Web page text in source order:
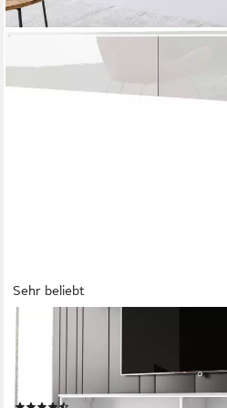
Sehr beliebt
HOME AFFAIRE
Lowboard LOWBOARD VERA,
Beleuchtung, Modernes griffloses
Schrank, stehend und hängend